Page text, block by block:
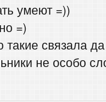
умеют =))
=)
связала
не особо